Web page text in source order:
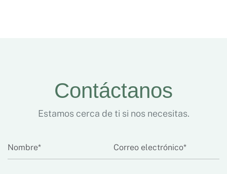
Contáctanos
Estamos cerca de ti si nos necesitas.